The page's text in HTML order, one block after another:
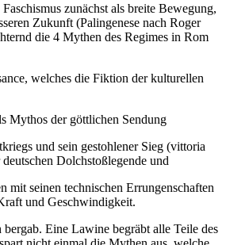
zunächst als breite Bewegung,
Zukunft (Palingenese nach Roger
die 4 Mythen des Regimes in Rom
welches die Fiktion der kulturellen
Mythos der göttlichen Sendung
und sein gestohlener Sieg (vittoria
Dolchstoßlegende und
mit seinen technischen Errungenschaften
und Geschwindigkeit.
bergab. Eine Lawine begräbt alle Teile des